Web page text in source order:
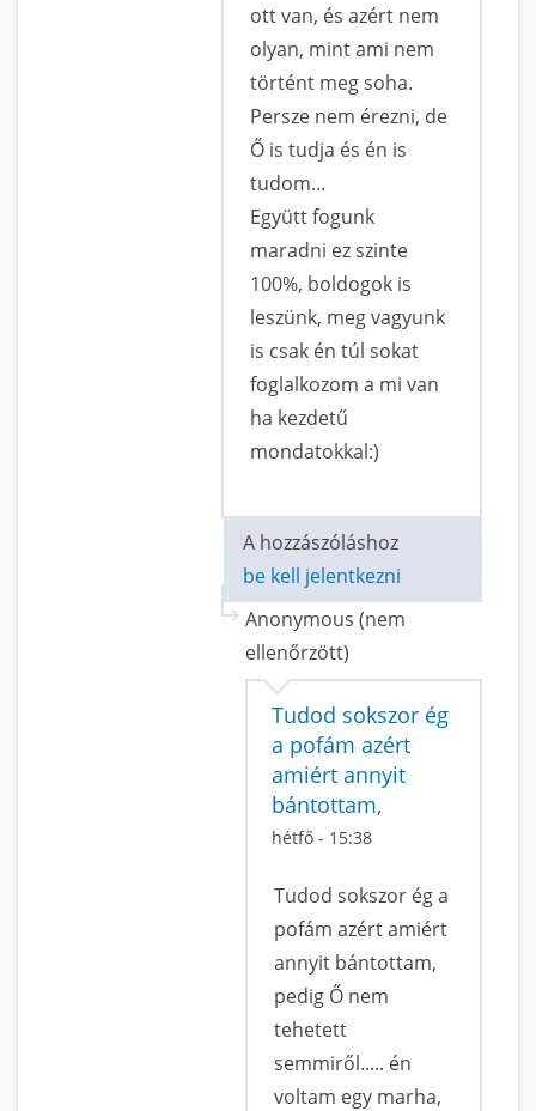
ott van, és azért nem
olyan, mint ami nem
történt meg soha.
Persze nem érezni, de
Ő is tudja és én is
tudom...
Együtt fogunk
maradni ez szinte
100%, boldogok is
leszünk, meg vagyunk
is csak én túl sokat
foglalkozom a mi van
ha kezdetű
mondatokkal:)
A hozzászóláshoz
be kell jelentkezni
Anonymous (nem
ellenőrzött)
Tudod sokszor ég
a pofám azért
amiért annyit
bántottam,
hétfő - 15:38
Tudod sokszor ég a
pofám azért amiért
annyit bántottam,
pedig Ő nem
tehetett
semmiről..... én
voltam egy marha,